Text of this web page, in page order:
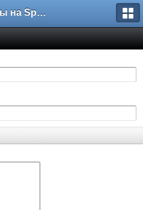
Форумы на Sportbox.ru